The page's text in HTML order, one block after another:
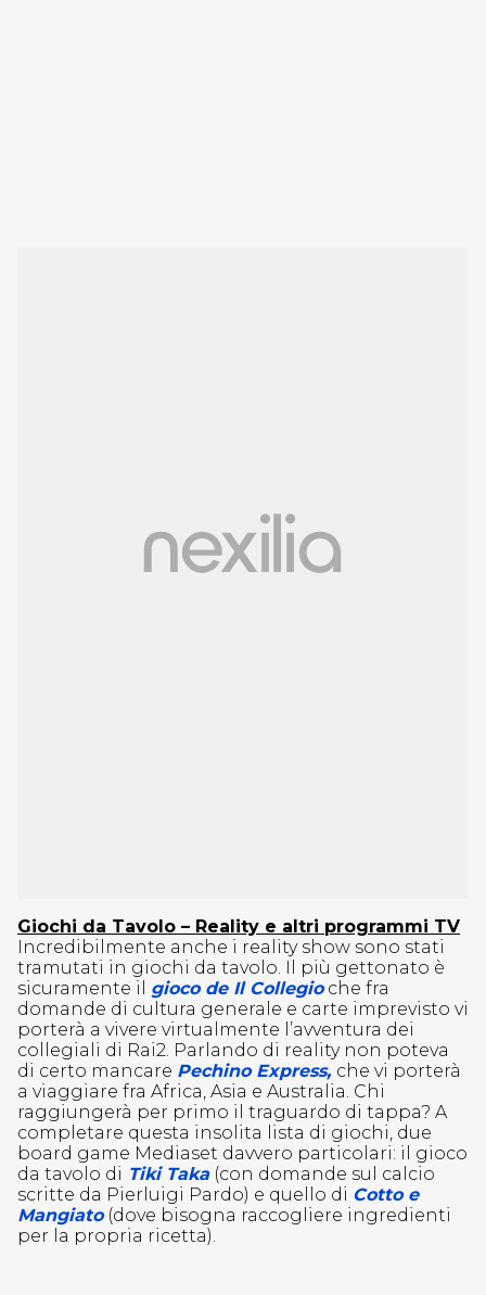
Giochi da Tavolo – Reality e altri programmi TV
Incredibilmente anche i reality show sono stati
tramutati in giochi da tavolo. Il più gettonato è
sicuramente il gioco de Il Collegioche fra
domande di cultura generale e carte imprevisto vi
porterà a vivere virtualmente l’avventura dei
collegiali di Rai2. Parlando di reality non poteva
di certo mancare Pechino Express, che vi porterà
a viaggiare fra Africa, Asia e Australia. Chi
raggiungerà per primo il traguardo di tappa? A
completare questa insolita lista di giochi, due
board game Mediaset davvero particolari: il gioco
da tavolo di Tiki Taka(con domande sul calcio
scritte da Pierluigi Pardo) e quello di Cotto e
Mangiato(dove bisogna raccogliere ingredienti
per la propria ricetta).